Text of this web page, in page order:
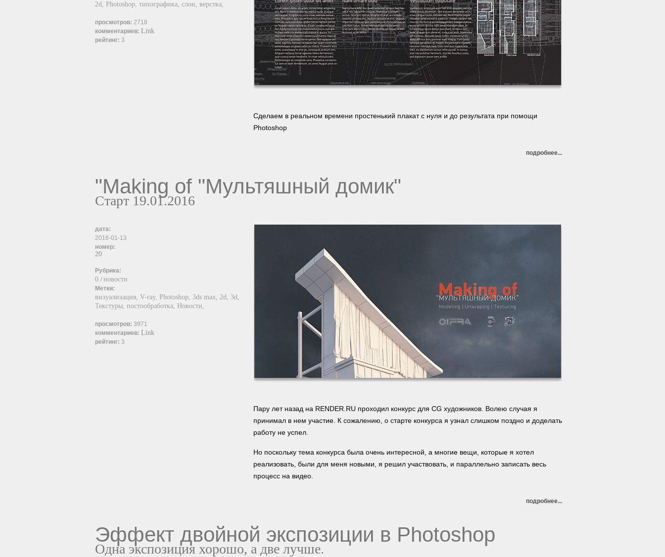
2d, Photoshop, типографика, слои, верстка,
просмотров: 2718
комментариев: Link
рейтинг: 3
Сделаем в реальном времени простенький плакат с нуля и до результата при помощи
Photoshop
подробнее...
"Making of "Мультяшный домик"
Старт 19.01.2016
дата:
2016-01-13
номер:
20
Рубрика:
0 / новости
Метки:
визуализация, V-ray, Photoshop, 3ds max, 2d, 3d,
Текстуры, постообработка, Новости,
просмотров: 3971
комментариев: Link
рейтинг: 3
Пару лет назад на RENDER.RU проходил конкурс для CG художников. Волею случая я
принимал в нем участие. К сожалению, о старте конкурса я узнал слишком поздно и доделать
работу не успел.
Но поскольку тема конкурса была очень интересной, а многие вещи, которые я хотел
реализовать, были для меня новыми, я решил участвовать, и параллельно записать весь
процесс на видео.
подробнее...
Эффект двойной экспозиции в Photoshop
Одна экспозиция хорошо, а две лучше.